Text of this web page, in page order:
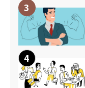
3
4